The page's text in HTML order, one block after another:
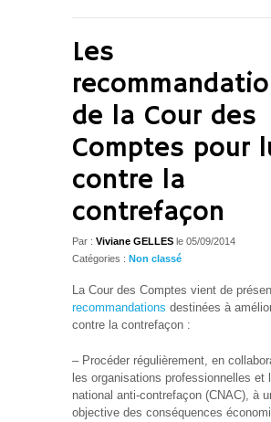
Les
de la Cour des
Comptes pour
contre la
contrefaçon
Par : Viviane GELLES le 05/09/2014
Catégories : Non classé
La Cour des Comptes vient de
recommandations destinées à
contre la contrefaçon :
– Procéder régulièrement, en
les organisations professionnelles et
national anti-contrefaçon (CNAC), à
objective des conséquences